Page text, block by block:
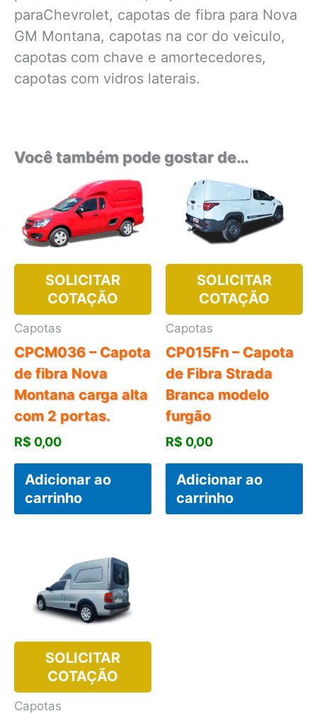
paraChevrolet, capotas de fibra para Nova
GM Montana, capotas na cor do veiculo,
capotas com chave e amortecedores,
capotas com vidros laterais.
Você também pode gostar de…
SOLICITAR
COTAÇÃO
Capotas
CPCM036 – Capota
de fibra Nova
Montana carga alta
com 2 portas.
R$ 0,00
Adicionar ao
carrinho
SOLICITAR
COTAÇÃO
Capotas
CP015Fn – Capota
de Fibra Strada
Branca modelo
furgão
R$ 0,00
Adicionar ao
carrinho
SOLICITAR
COTAÇÃO
Capotas